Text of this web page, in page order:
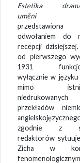
Estetika
umĕni
odwołaniem do
recepcji dzisiejszej.
od pierwszego
1931
wyłącznie w języku
mimo
niedrukowanych
przekładów
zgodnie z
redaktorów
Zicha w